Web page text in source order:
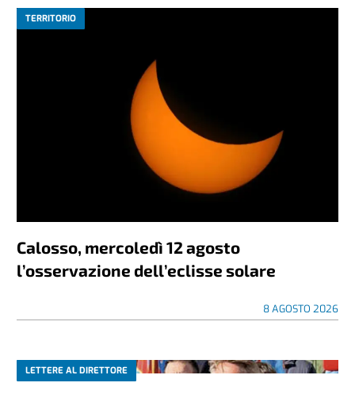
TERRITORIO
Calosso, mercoledì 12 agosto
l’osservazione dell’eclisse solare
8 AGOSTO 2026
LETTERE AL DIRETTORE